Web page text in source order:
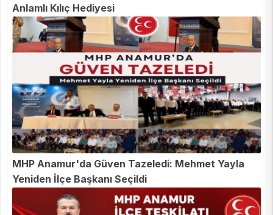
Anlamlı Kılıç Hediyesi
MHP Anamur'da Güven Tazeledi: Mehmet Yayla
Yeniden İlçe Başkanı Seçildi